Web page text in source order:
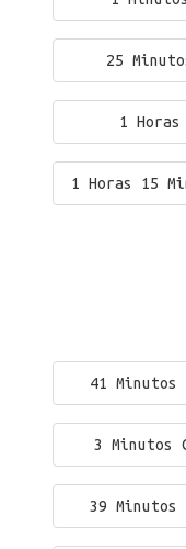
25
1 Horas
1 Horas 15
41 Minutos
3 Minutos
39 Minutos